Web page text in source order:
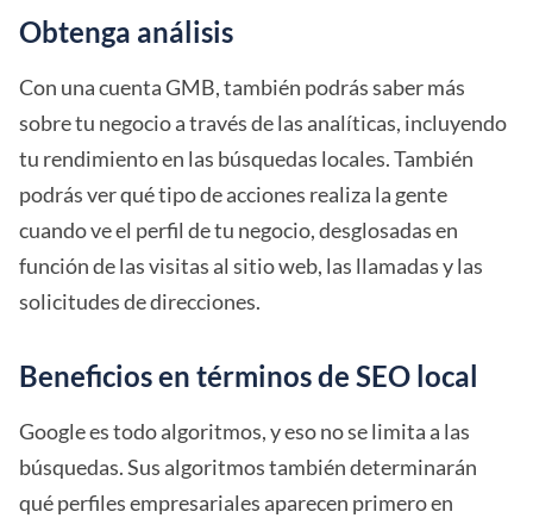
Obtenga análisis
Con una cuenta GMB, también podrás saber más
sobre tu negocio a través de las analíticas, incluyendo
tu rendimiento en las búsquedas locales. También
podrás ver qué tipo de acciones realiza la gente
cuando ve el perfil de tu negocio, desglosadas en
función de las visitas al sitio web, las llamadas y las
solicitudes de direcciones.
Beneficios en términos de SEO local
Google es todo algoritmos, y eso no se limita a las
búsquedas. Sus algoritmos también determinarán
qué perfiles empresariales aparecen primero en